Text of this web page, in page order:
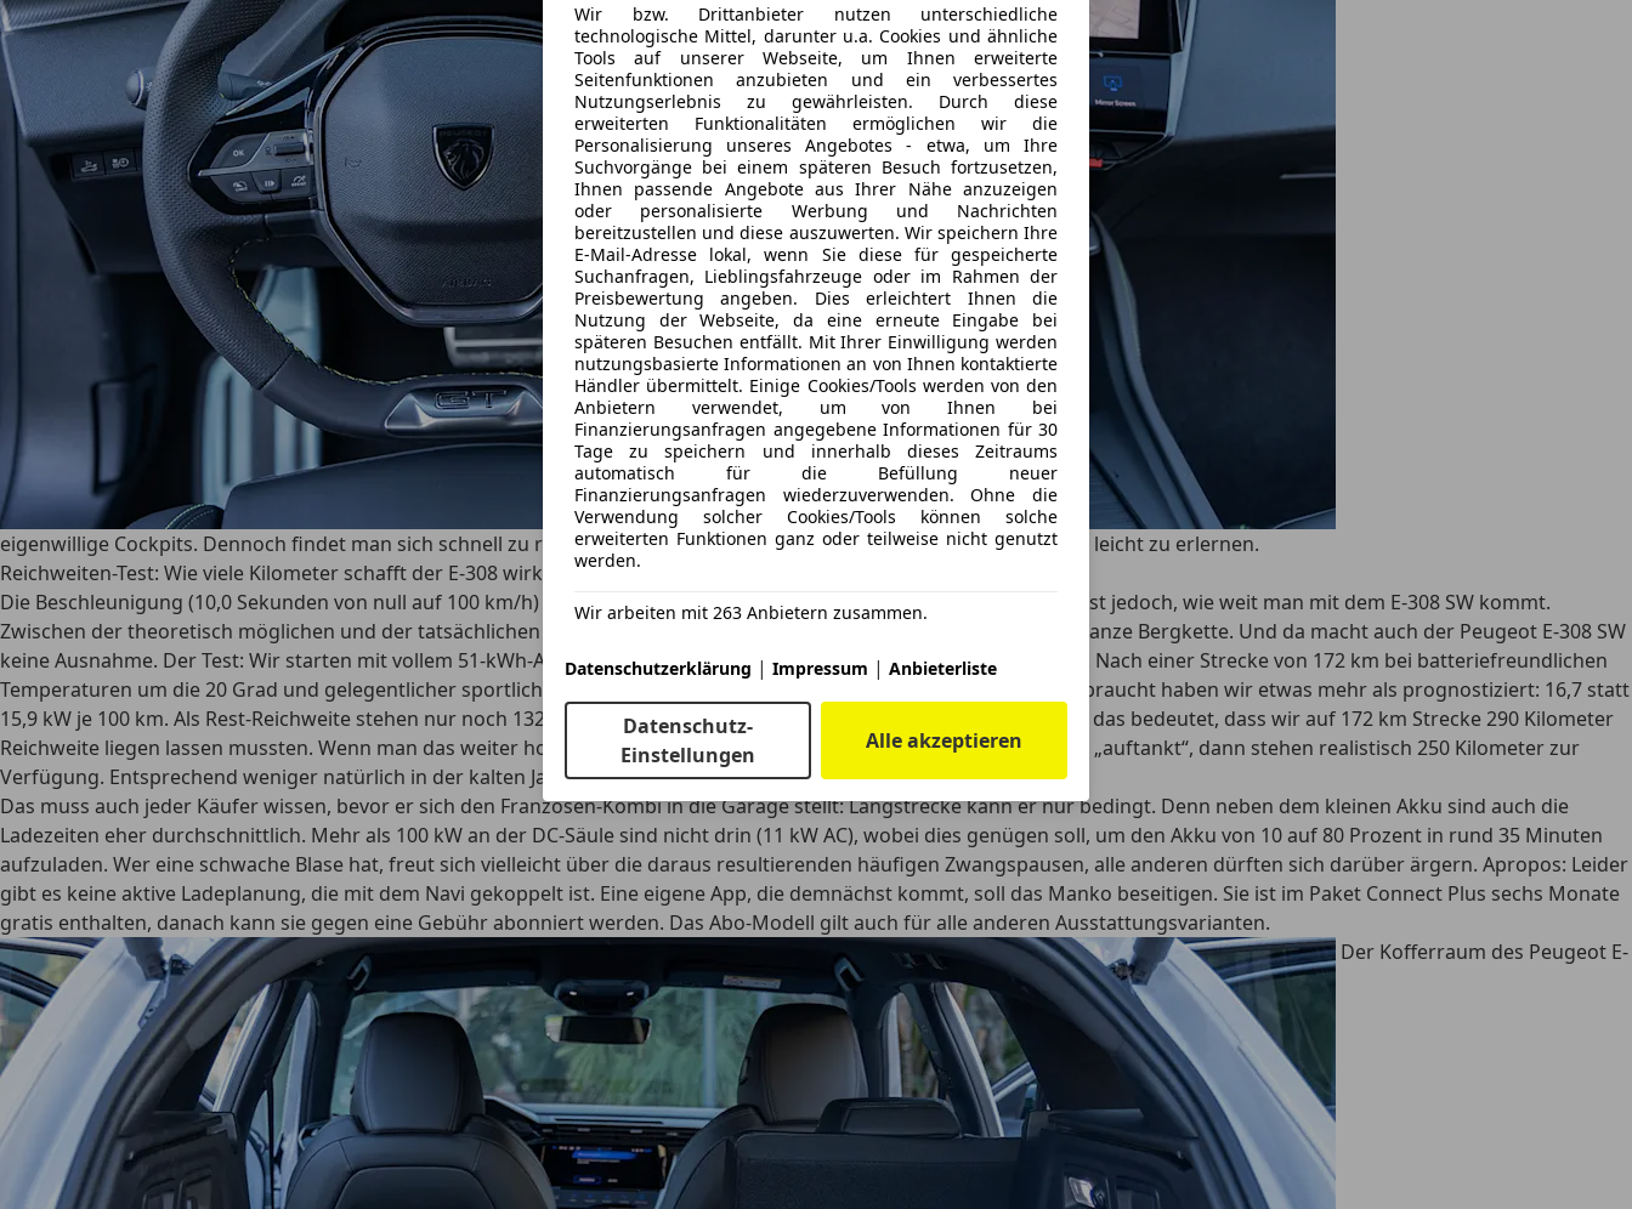
Wir bzw. Drittanbieter nutzen unterschiedliche
technologische Mittel, darunter u.a. Cookies und ähnliche
Tools auf unserer Webseite, um Ihnen erweiterte
Seitenfunktionen anzubieten und ein verbessertes
Nutzungserlebnis zu gewährleisten. Durch diese
erweiterten Funktionalitäten ermöglichen wir die
Personalisierung unseres Angebotes - etwa, um Ihre
Suchvorgänge bei einem späteren Besuch fortzusetzen,
Ihnen passende Angebote aus Ihrer Nähe anzuzeigen
oder personalisierte Werbung und Nachrichten
bereitzustellen und diese auszuwerten. Wir speichern Ihre
E-Mail-Adresse lokal, wenn Sie diese für gespeicherte
Suchanfragen, Lieblingsfahrzeuge oder im Rahmen der
Preisbewertung angeben. Dies erleichtert Ihnen die
Nutzung der Webseite, da eine erneute Eingabe bei
späteren Besuchen entfällt. Mit Ihrer Einwilligung werden
nutzungsbasierte Informationen an von Ihnen kontaktierte
Händler übermittelt. Einige Cookies/Tools werden von den
Anbietern verwendet, um von Ihnen bei
Finanzierungsanfragen angegebene Informationen für 30
Tage zu speichern und innerhalb dieses Zeitraums
automatisch für die Befüllung neuer
Finanzierungsanfragen wiederzuverwenden. Ohne die
Verwendung solcher Cookies/Tools können solche
erweiterten Funktionen ganz oder teilweise nicht genutzt
werden.
Wir arbeiten mit 263 Anbietern zusammen.
Datenschutzerklärung | Impressum | Anbieterliste
Datenschutz-
Einstellungen
Alle akzeptieren
eigenwillige Cockpits. Dennoch findet man sich schnell zu recht und auch die Bedienmenüs im Navigationssystem sind leicht zu erlernen.
Reichweiten-Test: Wie viele Kilometer schafft der E-308 wirklich?
Die Beschleunigung (10,0 Sekunden von null auf 100 km/h) und das Fahrwerk sind die eine Sache, viel entscheidender ist jedoch, wie weit man mit dem E-308 SW kommt.
Zwischen der theoretisch möglichen und der tatsächlichen Reichweite klafft meistens eine große Lücke, oftmals eine ganze Bergkette. Und da macht auch der Peugeot E-308 SW
keine Ausnahme. Der Test: Wir starten mit vollem 51-kWh-Akku (netto) und 422 Kilometer. Das wäre ja recht ordentlich! Nach einer Strecke von 172 km bei batteriefreundlichen
Temperaturen um die 20 Grad und gelegentlicher sportlicher Fahrweise stellen wir das Auto wieder ab. Die Bilanz: Verbraucht haben wir etwas mehr als prognostiziert: 16,7 statt
15,9 kW je 100 km. Als Rest-Reichweite stehen nur noch 132 km auf dem Tacho. Und das ist überraschend wenig: Denn das bedeutet, dass wir auf 172 km Strecke 290 Kilometer
Reichweite liegen lassen mussten. Wenn man das weiter hochrechnet und erfahrungsgemäß bei 50 Kilometer im Akku „auftankt“, dann stehen realistisch 250 Kilometer zur
Verfügung. Entsprechend weniger natürlich in der kalten Jahreszeit.
Das muss auch jeder Käufer wissen, bevor er sich den Franzosen-Kombi in die Garage stellt: Langstrecke kann er nur bedingt. Denn neben dem kleinen Akku sind auch die
Ladezeiten eher durchschnittlich. Mehr als 100 kW an der DC-Säule sind nicht drin (11 kW AC), wobei dies genügen soll, um den Akku von 10 auf 80 Prozent in rund 35 Minuten
aufzuladen. Wer eine schwache Blase hat, freut sich vielleicht über die daraus resultierenden häufigen Zwangspausen, alle anderen dürften sich darüber ärgern. Apropos: Leider
gibt es keine aktive Ladeplanung, die mit dem Navi gekoppelt ist. Eine eigene App, die demnächst kommt, soll das Manko beseitigen. Sie ist im Paket Connect Plus sechs Monate
gratis enthalten, danach kann sie gegen eine Gebühr abonniert werden. Das Abo-Modell gilt auch für alle anderen Ausstattungsvarianten.
Der Kofferraum des Peugeot E-